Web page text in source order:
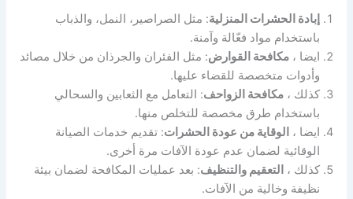
إبادة الحشرات المنزلية: مثل الصراصير، النمل، والذباب
باستخدام مواد فعّالة وآمنة.
ايضا ،مكافحة القوارض: مثل الفئران والجرذان من خلال مصائد
وأدوات متخصصة للقضاء عليها.
كذلك ،مكافحة الزواحف: التعامل مع الثعابين والسحالي
باستخدام طرق مخصصة للتخلص منها.
ايضا ، الوقاية من عودة الحشرات: تقديم خدمات الصيانة
الوقائية لضمان عدم عودة الآفات مرة أخرى.
كذلك ، التعقيم والتنظيف: بعد عمليات المكافحة لضمان بيئة
نظيفة وخالية من الآفات.